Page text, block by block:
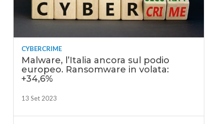
CYBERCRIME
Malware, l’Italia ancora sul podio
europeo. Ransomware in volata:
+34,6%
13 Set 2023